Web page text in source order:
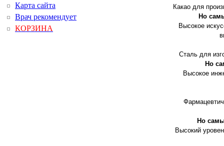
Карта сайта
Врач рекомендует
КОРЗИНА
Какао для
Но
Высокое
Сталь для
Но
Высокое
Но
Высокий